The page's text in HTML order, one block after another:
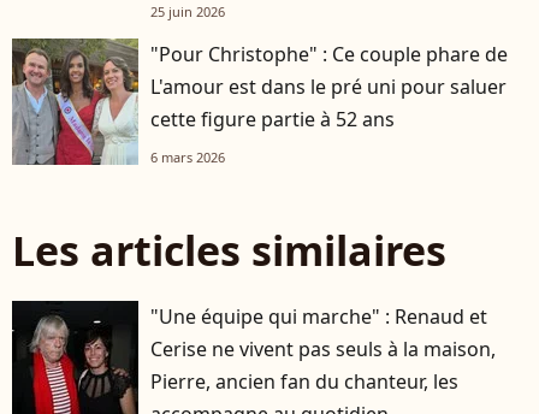
25 juin 2026
"Pour Christophe" : Ce couple phare de
L'amour est dans le pré uni pour saluer
cette figure partie à 52 ans
6 mars 2026
Les articles similaires
"Une équipe qui marche" : Renaud et
Cerise ne vivent pas seuls à la maison,
Pierre, ancien fan du chanteur, les